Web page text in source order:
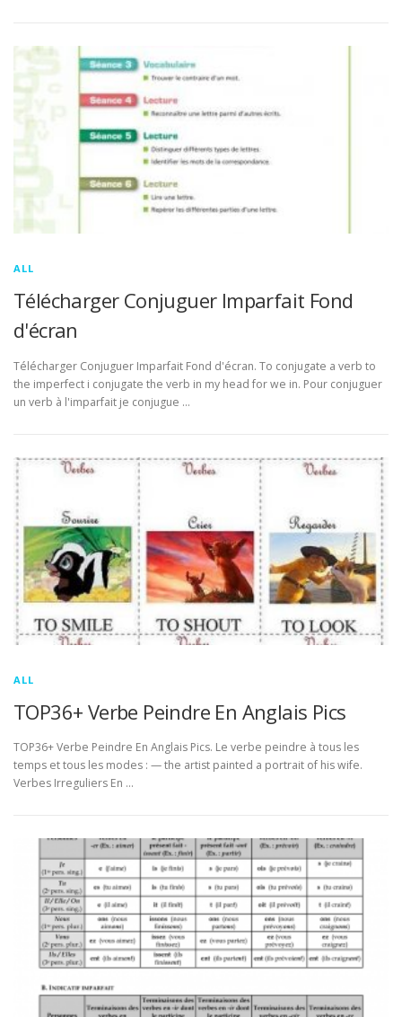
ALL
Télécharger Conjuguer Imparfait Fond
d'écran
Télécharger Conjuguer Imparfait Fond d'écran. To conjugate a verb to
the imperfect i conjugate the verb in my head for we in. Pour conjuguer
un verb à l'imparfait je conjugue …
ALL
TOP36+ Verbe Peindre En Anglais Pics
TOP36+ Verbe Peindre En Anglais Pics. Le verbe peindre à tous les
temps et tous les modes : — the artist painted a portrait of his wife.
Verbes Irreguliers En …